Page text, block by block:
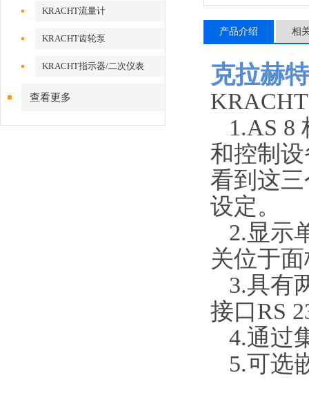
KRACHT流量计
KRACHT齿轮泵
KRACHT指示器/二次仪表
查看更多
产品介绍 相
克拉赫
1.AS 8
和控制
看到这
设定。
2.显示
关位于
3.具有
接口RS
4.通过
5.可选